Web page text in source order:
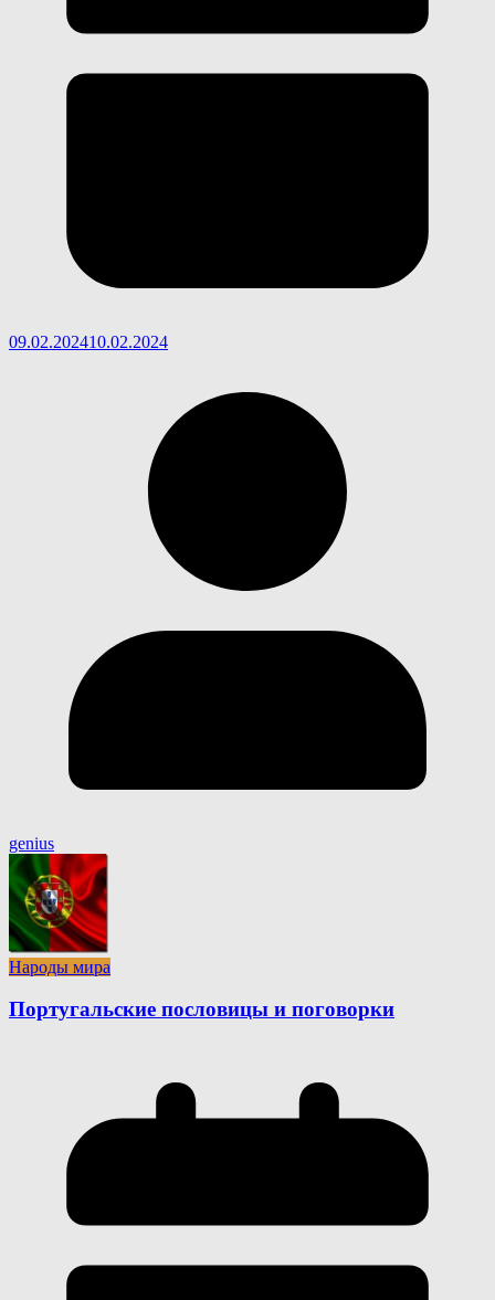
09.02.202410.02.2024
genius
Народы мира
Португальские пословицы и поговорки